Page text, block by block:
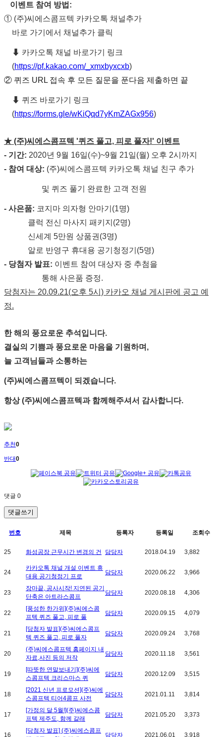
이벤트 참여 방법:
① (주)씨에스콤프텍 카카오톡 채널추가
바로 가기에서 채널추가 클릭
⬇ 카카오톡 채널 바로가기 링크
(https://pf.kakao.com/_xmxbyxcxb)
② 퀴즈 URL 접속 후 모든 질문을 푼다음 제출하면 끝
⬇ 퀴즈 바로가기 링크
(https://forms.gle/wKiQqd7yKmZAGx956)
★ (주)씨에스콤프텍 '퀴즈 풀고, 피로 풀자!' 이벤트
- 기간: 2020년 9월 16일(수)~9월 21일(월) 오후 2시까지
- 참여 대상: (주)씨에스콤프텍 카카오톡 채널 친구 추가
및 퀴즈 풀기 완료한 고객 전원
- 사은품: 코지마 의자형 안마기(1명)
클럭 전신 마사지 패키지(2명)
신세계 5만원 상품권(3명)
알로 반영구 휴대용 공기청정기(5명)
- 당첨자 발표: 이벤트 참여 대상자 중 추첨을
통해 사은품 증정.
당첨자는 20.09.21(오후 5시) 카카오 채널 게시판에 공고 예
정.
한 해의 풍요로운 추석입니다.
결실의 기쁨과 풍요로운 마음을 기원하며,
늘 고객님들과 소통하는
(주)씨에스콤프텍이 되겠습니다.
항상 (주)씨에스콤프텍과 함께해주셔서 감사합니다.
추천0
반대0
댓글 0
댓글쓰기
번호 제목 등록자 등록일 조회수
25 화성공장 근무시간 변경의 건 담당자 2018.04.19 3,882
24
카카오톡 채널 개설 이벤트 휴
대용 공기청정기 프로
담당자 2020.06.22 3,966
23
장마끝, 공사시작! 지연된 공기
단축은 아트라스콤프
담당자 2020.08.18 4,306
22
[풍성한 한가위](주)씨에스콤
프텍 퀴즈 풀고, 피로 풀
담당자 2020.09.15 4,079
21
[당첨자 발표](주)씨에스콤프
텍 퀴즈 풀고, 피로 풀자
담당자 2020.09.24 3,768
20
(주)씨에스콤프텍 홈페이지 내
자료,사진 등의 저작
담당자 2020.11.18 3,561
19
[따뜻한 연말보내기](주)씨에
스콤프텍 크리스마스 퀴
담당자 2020.12.09 3,515
18
[2021 신년 프로모션](주)씨에
스콤프텍 티어4콤프 사전
담당자 2021.01.11 3,814
17
[가정의 달 5월!](주)씨에스콤
프텍 제주도, 함께 갈래
담당자 2021.05.20 3,373
16
[당첨자 발표] (주)씨에스콤프
담당자 2021.06.01 3,918